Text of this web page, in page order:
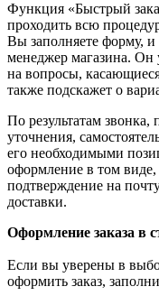
Функция «Быстрый
проходить всю
Вы заполняете форму, и
менеджер магазина. Он
на вопросы,
также подскажет о
По результатам звонка,
уточнения,
его необходимыми
оформление в том виде,
подтверждение на
доставки.
Оформление заказа в
Если вы уверены в
оформить заказ,